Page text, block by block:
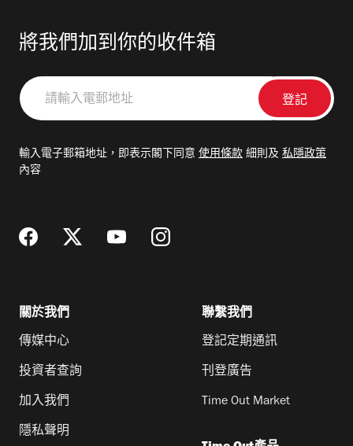
將我們加到你的收件箱
請
輸
郵
輸入電子郵箱地址，即表示閣下同意 使用條款 細則及 私隱政策
內容
關於我們
傳媒中心
投資者查詢
加入我們
隱私聲明
聯繫我們
登記定期通訊
刊登廣告
Time Out Market